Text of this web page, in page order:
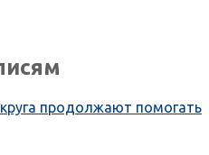
продолжают помогать